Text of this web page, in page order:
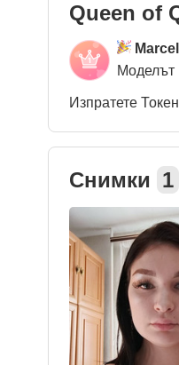
Queen of
Моделът
Изпратете
Снимки 1